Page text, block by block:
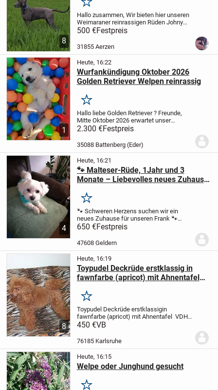
8
Merken
Hallo zusammen, Wir bieten hier unseren
Weimaraner reinrassigen Rüden Johny
als Deckrüden an.Er ist Jung,gesund,
sportlich und lieb.Er hat 65 cm
Schulterhöhe und wiegt 33 kg.Johny ist
ein Ausgebilde...
500 €Festpreis
31855 Aerzen
1
Heute, 16:22
Wurfankündigung Oktober 2026
Golden Retriever Welpen reinrassig
Merken
Hallo liebe Golden Retriever ? Freunde,
Mitte Oktober 2026 erwartet unser
Goldiemädchen ihren 4. Wurf prächtige
Welpen aus der erneuten Verpaarung mit
dem Golden Retriever Deckrüden Fiede.
2.300 €Festpreis
35088 Battenberg (Eder)
4
Heute, 16:21
🐾 Malteser-Rüde, 1Jahr und 3
Monate – Liebevolles neues Zuhause
Merken
🐾 Schweren Herzens suchen wir ein
neues Zuhause für unseren Frank 🐾
Schweren Herzens müssen wir für
unseren geliebten Frank, einen 1 Jahr und
3 Monate alten Malteser-Rüden, ein
650 €Festpreis
47608 Geldern
8
Heute, 16:19
Toypudel Deckrüde erstklassig in
fawnfarbe (apricot) mit Ahnentafel
Merken
Toypudel Deckrüde erstklassigin
fawnfarbe (apricot) mit Ahnentafel VDH,
FCI (kein Verkauf)
steht gesunden Hündinnen aller kleinen...
450 €VB
76185 Karlsruhe
Heute, 16:15
Welpe oder Junghund gesucht